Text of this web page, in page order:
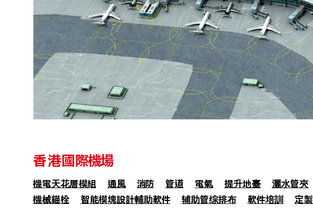
香港國際機場
機電天花層模組 通風 消防 管道 電氣 提升地臺
灑水管夾
機械錨栓
智能模塊設計輔助軟件 辅助管综排布 軟件培訓
定製